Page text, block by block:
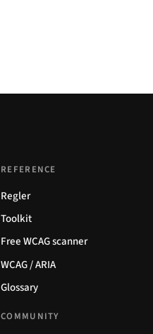
REFERENCE
Regler
Toolkit
Free WCAG scanner
WCAG / ARIA
Glossary
COMMUNITY